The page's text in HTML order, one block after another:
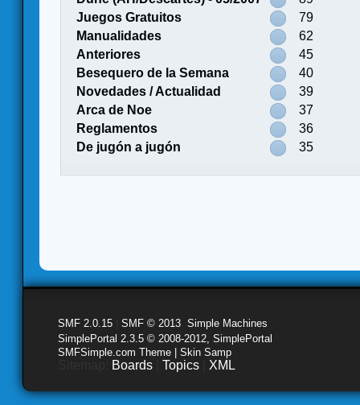
Juegos Gratuitos
79
Manualidades
62
Anteriores
45
Besequero de la Semana
40
Novedades / Actualidad
39
Arca de Noe
37
Reglamentos
36
De jugón a jugón
35
SMF 2.0.15 SMF © 2013 Simple Machines
SimplePortal 2.3.5 © 2008-2012, SimplePortal
SMFSimple.com Theme | Skin Samp
Boards Topics XML